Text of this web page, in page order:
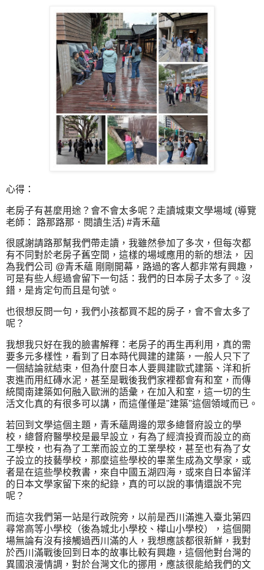
心得：
老房子有甚麼用途？會不會太多呢？走讀城東文學場域 (導覽
老師： 路那路那．閱讀生活) #青禾蘊 ​
很感謝請路那幫我們帶走讀，我雖然參加了多次，但每次都
有不同對於老房子舊空間，這樣的場域應用的新的想法， 因
為我們公司 @青禾蘊 剛剛開幕，路過的客人都非常有興趣，
可是有些人經過會留下一句話：我們的日本房子太多了。沒
錯，是肯定句而且是句號。
也很想反問一句，我們小孩都買不起的房子，會不會太多了
呢？
我想我只好在我的臉書解釋：老房子的再生再利用，真的需
要多元多樣性，看到了日本時代興建的建築，一般人只下了
一個結論就結束，但為什麼日本人要興建歐式建築、洋和折
衷進而用紅磚水泥，甚至是戰後我們家裡都會有和室，而傳
統閩南建築如何融入歐洲的語彙，在加入和室，這一切的生
活文化真的有很多可以講，而這僅僅是"建築"這個領域而已。
若回到文學這個主題，青禾蘊周邊的眾多總督府設立的學
校，總督府醫學校是最早設立，有為了經濟投資而設立的商
工學校，也有為了工業而設立的工業學校，甚至也有為了女
子設立的技藝學校，那麼這些學校的畢業生成為文學家，或
者是在這些學校教書，來自中國五湖四海，或來自日本留洋
的日本文學家留下來的紀錄，真的可以說的事情還說不完
呢？
而這次我們第一站是行政院旁，以前是西川滿進入臺北第四
尋常高等小學校（後為城北小學校、樺山小學校），這個開
場無論有沒有接觸過西川滿的人，我想應該都很新鮮，我對
於西川滿戰後回到日本的故事比較有興趣，這個他對台灣的
異國浪漫情調，對於台灣文化的挪用，應該很能給我們的文